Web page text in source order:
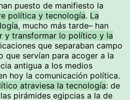
puesto de manifiesto la
política y tecnología. La
, mucho más tarde– han
y transformar lo político y la
que separaban campo
que servían para acoger a la
antigua a los medios
hoy la comunicación política.
atraviesa la tecnología: de
pirámides egipcias a la de